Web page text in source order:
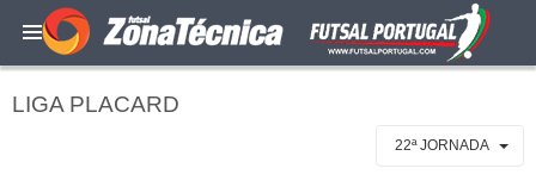
LIGA PLACARD
22ª JORNADA